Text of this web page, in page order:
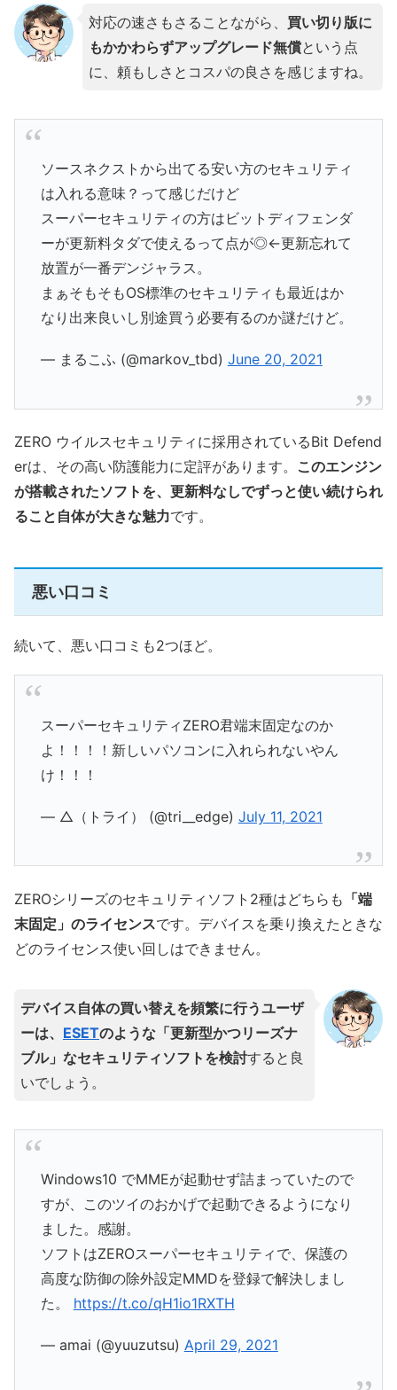
対応の速さもさることながら、 買い切り版に
もかかわらずアップグレード無償という点
に、頼もしさとコスパの良さを感じますね。
ソースネクストから出てる安い方のセキュリティ
は入れる意味？って感じだけど
スーパーセキュリティの方はビットディフェンダ
ーが更新料タダで使えるって点が◎←更新忘れて
放置が一番デンジャラス。
まぁそもそもOS標準のセキュリティも最近はか
なり出来良いし別途買う必要有るのか謎だけど。
— まるこふ (@markov_tbd) June 20, 2021
ZERO ウイルスセキュリティに採用されているBit Defend
erは、その高い防護能力に定評があります。 このエンジン
が搭載されたソフトを、更新料なしでずっと使い続けられ
ること自体が大きな魅力です。
悪い口コミ
続いて、悪い口コミも2つほど。
スーパーセキュリティZERO君端末固定なのか
よ！！！！新しいパソコンに入れられないやん
け！！！
— △（トライ） (@tri__edge) July 11, 2021
ZEROシリーズのセキュリティソフト2種はどちらも 「端
末固定」のライセンスです。デバイスを乗り換えたときな
どのライセンス使い回しはできません。
デバイス自体の買い替えを頻繁に行うユーザ
ーは、 ESETのような「更新型かつリーズナ
ブル」なセキュリティソフトを検討すると良
いでしょう。
Windows10 でMMEが起動せず詰まっていたので
すが、このツイのおかげで起動できるようになり
ました。感謝。
ソフトはZEROスーパーセキュリティで、保護の
高度な防御の除外設定MMDを登録で解決しまし
た。 https://t.co/qH1io1RXTH
— amai (@yuuzutsu) April 29, 2021